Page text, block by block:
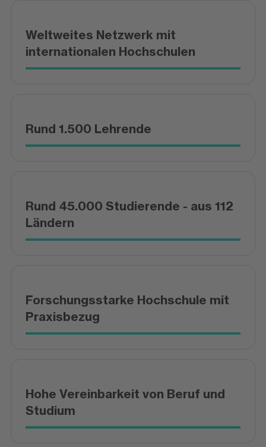
Weltweites Netzwerk mit
internationalen Hochschulen
Rund 1.500 Lehrende
Rund 45.000 Studierende - aus 112
Ländern
Forschungsstarke Hochschule mit
Praxisbezug
Hohe Vereinbarkeit von Beruf und
Studium